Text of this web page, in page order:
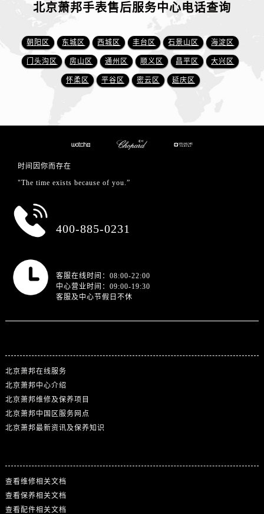
北京萧邦手表售后服务中心电话查询
朝阳区 东城区 西城区 丰台区 石景山区 海淀区
门头沟区 房山区 通州区 顺义区 昌平区 大兴区
怀柔区 平谷区 密云区 延庆区
时间因你而存在
"The time exists because of you.”
400-885-0231
客服在线时间：08:00-22:00
中心营业时间：09:00-19:30
客服及中心节假日不休
北京萧邦在线服务
北京萧邦中心介绍
北京萧邦维修及保养项目
北京萧邦中国区服务网点
北京萧邦最新资讯及保养知识
查看维修相关文档
查看保养相关文档
查看配件相关文档